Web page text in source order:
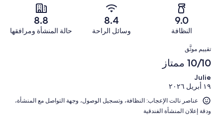
النزلاء
من
تقييمات
النزلاء
34
من
النزلاء
أصل
34
من
تقييمات
النزلاء
9.0
النظافة
8.4
وسائل الراحة
8.8
حالة المنشأة ومرافقها
التقييمات
تقييم موثَّق
10/10 ممتاز
Julie
١٩ أبريل ٢٠٢٦
عناصر نالت الإعجاب: ⁦النظافة⁩، و⁦تسجيل الوصول⁩، و⁦جهة التواصل مع المنشأة⁩،
و⁦دقة إعلان المنشأة الفندقية⁩